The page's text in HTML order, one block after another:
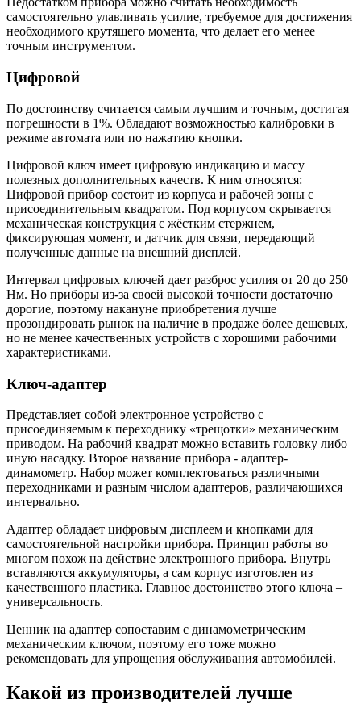
самостоятельно улавливать усилие, требуемое для достижения
необходимого крутящего момента, что делает его менее
точным инструментом.
Цифровой
По достоинству считается самым лучшим и точным, достигая
погрешности в 1%. Обладают возможностью калибровки в
режиме автомата или по нажатию кнопки.
Цифровой ключ имеет цифровую индикацию и массу
полезных дополнительных качеств. К ним относятся:
Цифровой прибор состоит из корпуса и рабочей зоны с
присоединительным квадратом. Под корпусом скрывается
механическая конструкция с жёстким стержнем,
фиксирующая момент, и датчик для связи, передающий
полученные данные на внешний дисплей.
Интервал цифровых ключей дает разброс усилия от 20 до 250
Нм. Но приборы из-за своей высокой точности достаточно
дорогие, поэтому накануне приобретения лучше
прозондировать рынок на наличие в продаже более дешевых,
но не менее качественных устройств с хорошими рабочими
характеристиками.
Ключ-адаптер
Представляет собой электронное устройство с
присоединяемым к переходнику «трещотки» механическим
приводом. На рабочий квадрат можно вставить головку либо
иную насадку. Второе название прибора - адаптер-
динамометр. Набор может комплектоваться различными
переходниками и разным числом адаптеров, различающихся
интервально.
Адаптер обладает цифровым дисплеем и кнопками для
самостоятельной настройки прибора. Принцип работы во
многом похож на действие электронного прибора. Внутрь
вставляются аккумуляторы, а сам корпус изготовлен из
качественного пластика. Главное достоинство этого ключа –
универсальность.
Ценник на адаптер сопоставим с динамометрическим
механическим ключом, поэтому его тоже можно
рекомендовать для упрощения обслуживания автомобилей.
Какой из производителей лучше